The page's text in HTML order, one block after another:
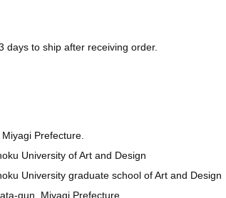
days to ship after receiving order.
Prefecture.
University of Art and Design
University graduate school of Art and Design
gun, Miyagi Prefecture.